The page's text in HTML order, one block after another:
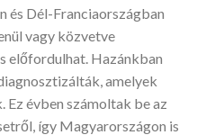
és Dél-Franciaországban
vagy közvetve
előfordulhat. Hazánkban
amelyek
évben számoltak be az
így Magyarországon is